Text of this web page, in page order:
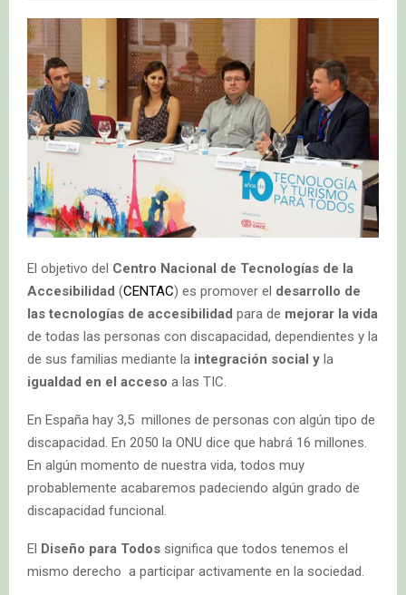
El objetivo del Centro Nacional de Tecnologías de la
Accesibilidad (CENTAC) es promover el desarrollo de
las tecnologías de accesibilidad para de mejorar la vida
de todas las personas con discapacidad, dependientes y la
de sus familias mediante la integración social y la
igualdad en el acceso a las TIC.
En España hay 3,5 millones de personas con algún tipo de
discapacidad. En 2050 la ONU dice que habrá 16 millones.
En algún momento de nuestra vida, todos muy
probablemente acabaremos padeciendo algún grado de
discapacidad funcional.
El Diseño para Todos significa que todos tenemos el
mismo derecho a participar activamente en la sociedad.